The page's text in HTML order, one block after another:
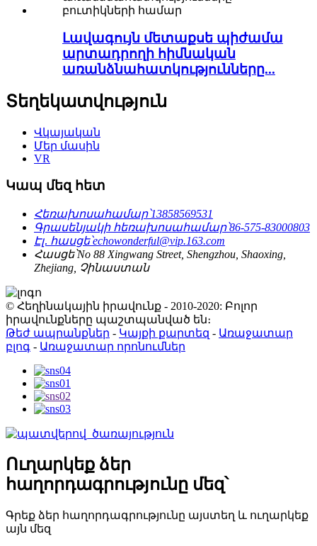
Լավագույն մետաքսե պիժամա
արտադրողի հիմնական
առանձնահատկությունները...
Տեղեկատվություն
Վկայական
Մեր մասին
VR
Կապ մեզ հետ
Հեռախոսահամար՝13858569531
Գրասենյակի հեռախոսահամար՝86-575-83000803
Էլ․ հասցե՝echowonderful@vip.163.com
Հասցե՝No 88 Xingwang Street, Shengzhou, Shaoxing,
Zhejiang, Չինաստան
© Հեղինակային իրավունք - 2010-2020: Բոլոր
իրավունքները պաշտպանված են։
Թեժ ապրանքներ - Կայքի քարտեզ - Առաջատար
բլոգ - Առաջատար որոնումներ
Ուղարկեք ձեր
հաղորդագրությունը մեզ՝
Գրեք ձեր հաղորդագրությունը այստեղ և ուղարկեք
այն մեզ